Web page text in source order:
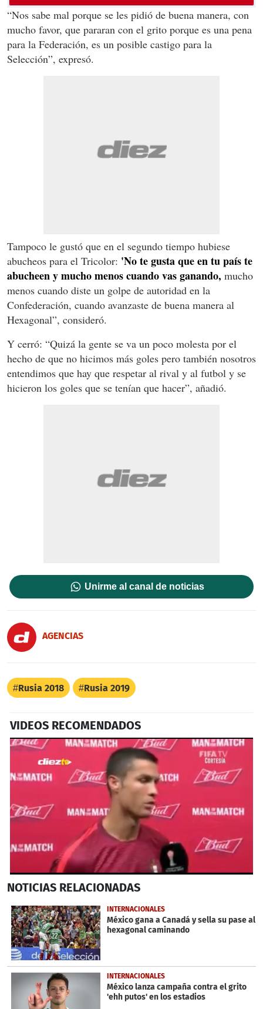
“Nos sabe mal porque se les pidió de buena manera, con
mucho favor, que pararan con el grito porque es una pena
para la Federación, es un posible castigo para la
Selección”, expresó.
Tampoco le gustó que en el segundo tiempo hubiese
abucheos para el Tricolor: 'No te gusta que en tu país te
abucheen y mucho menos cuando vas ganando, mucho
menos cuando diste un golpe de autoridad en la
Confederación, cuando avanzaste de buena manera al
Hexagonal”, consideró.
Y cerró: “Quizá la gente se va un poco molesta por el
hecho de que no hicimos más goles pero también nosotros
entendimos que hay que respetar al rival y al futbol y se
hicieron los goles que se tenían que hacer”, añadió.
Unirme al canal de noticias
AGENCIAS
Rusia 2018 Rusia 2019
VIDEOS RECOMENDADOS
seconds
44
seconds
NOTICIAS RELACIONADAS
INTERNACIONALES
México gana a Canadá y sella su pase al
hexagonal caminando
INTERNACIONALES
México lanza campaña contra el grito
'ehh putos' en los estadios